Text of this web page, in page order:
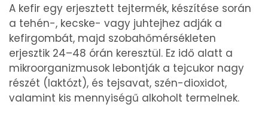
A kefir egy erjesztett tejtermék, készítése során
a tehén-, kecske- vagy juhtejhez adják a
kefirgombát, majd szobahőmérsékleten
erjesztik 24–48 órán keresztül. Ez idő alatt a
mikroorganizmusok lebontják a tejcukor nagy
részét (laktózt), és tejsavat, szén-dioxidot,
valamint kis mennyiségű alkoholt termelnek.